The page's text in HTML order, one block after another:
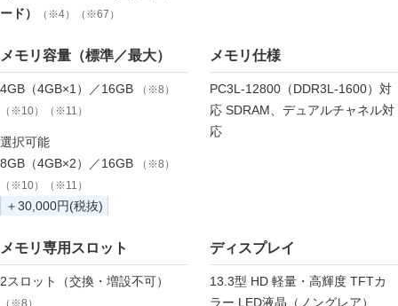
ード）
（※4）（※67）
メモリ容量（標準／最大）
4GB（4GB×1）／16GB
（※8）
（※10）（※11）
選択可能
8GB（4GB×2）／16GB
（※8）
（※10）（※11）
＋30,000円(税抜)
メモリ仕様
PC3L-12800（DDR3L-1600）対
応 SDRAM、デュアルチャネル対
応
メモリ専用スロット
2スロット（交換・増設不可）
（※8）
ディスプレイ
13.3型 HD 軽量・高輝度 TFTカ
ラー LED液晶（ノングレア）